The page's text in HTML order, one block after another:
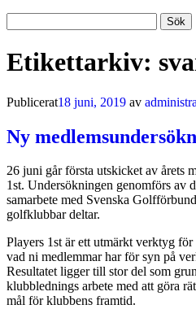
efter:
Etikettarkiv:
Publicerat18 juni, 2019 av
Ny
26 juni går första utskicket av årets
1st. Undersökningen genomförs av
samarbete med Svenska
golfklubbar deltar.
Players 1st är ett utmärkt verktyg
vad ni medlemmar har för syn på
Resultatet ligger till stor del som
klubblednings arbete med att göra
mål för klubbens framtid.